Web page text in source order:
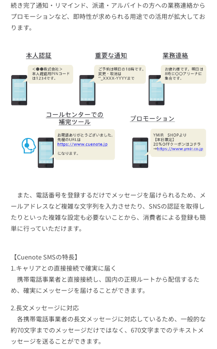
続き完了通知・リマインド、派遣・アルバイトの方への業務連絡から
プロモーションなど、即時性が求められる用途での活用が拡大してお
ります。
また、電話番号を登録するだけでメッセージを届けられるため、メ
ールアドレスなど複雑な文字列を入力させたり、SNSの認証を取得し
たりといった複雑な設定も必要ないことから、消費者による登録も簡
単に行っていただけます。
【Cuenote SMSの特長】
1.キャリアとの直接接続で確実に届く
携帯電話事業者と直接接続し、国内の正規ルートから配信するた
め、確実にメッセージを届けることができます。
2.長文メッセージに対応
各携帯電話事業者の長文メッセージに対応しているため、一般的な
約70文字までのメッセージだけではなく、670文字までのテキストメ
ッセージを送ることができます。